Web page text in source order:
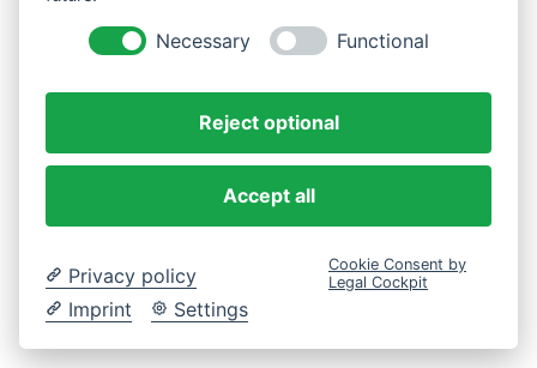
Datenschutzerklärung
Necessary Functional
Reject optional
Accept all
Privacy policy
Imprint
Settings
Cookie Consent by
Legal Cockpit